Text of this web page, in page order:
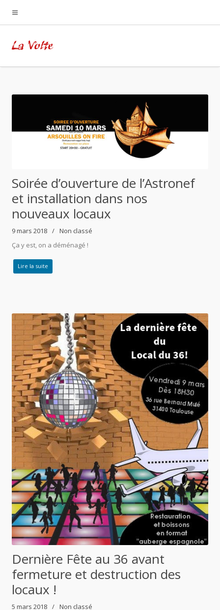
La Volte
Soirée d’ouverture de l’Astronef
et installation dans nos
nouveaux locaux
9 mars 2018
Non classé
Ça y est, on a déménagé !
Lire la suite
Dernière Fête au 36 avant
fermeture et destruction des
locaux !
5 mars 2018
Non classé